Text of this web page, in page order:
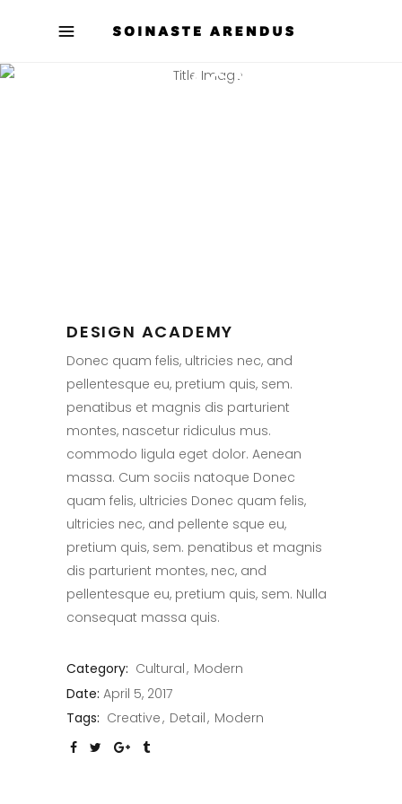
DESIGN ACADEMY
DESIGN ACADEMY
Donec quam felis, ultricies nec, and
pellentesque eu, pretium quis, sem.
penatibus et magnis dis parturient
montes, nascetur ridiculus mus.
commodo ligula eget dolor. Aenean
massa. Cum sociis natoque Donec
quam felis, ultricies Donec quam felis,
ultricies nec, and pellente sque eu,
pretium quis, sem. penatibus et magnis
dis parturient montes, nec, and
pellentesque eu, pretium quis, sem. Nulla
consequat massa quis.
Category: Cultural Modern
Date: April 5, 2017
Tags: Creative Detail Modern